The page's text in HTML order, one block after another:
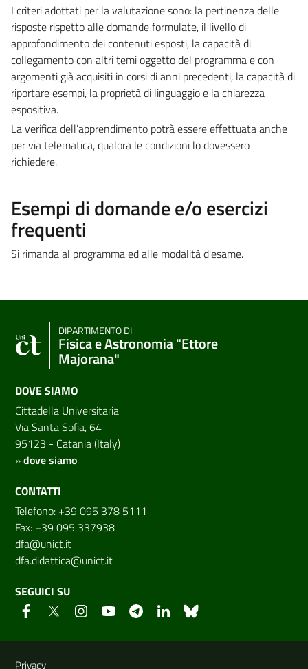
I criteri adottati per la valutazione sono: la pertinenza delle
risposte rispetto alle domande formulate, il livello di
approfondimento dei contenuti esposti, la capacità di
collegamento con altri temi oggetto del programma e con
argomenti già acquisiti in corsi di anni precedenti, la capacità di
riportare esempi, la proprietà di linguaggio e la chiarezza
espositiva.
La verifica dell’apprendimento potrà essere effettuata anche
per via telematica, qualora le condizioni lo dovessero
richiedere.
Esempi di domande e/o esercizi
frequenti
Si rimanda al programma ed alle modalità d'esame.
DIPARTIMENTO DI
Fisica e Astronomia "Ettore
Majorana"
DOVE SIAMO
Cittadella Universitaria
Via Santa Sofia, 64
95123 - Catania (Italy)
»dove siamo
CONTATTI
Telefono: +39 095 378 5111
Fax: +39 095 337938
dfa@unict.it
dfa.didattica@unict.it
SEGUICI SU
Link e informazioni utili
Privacy